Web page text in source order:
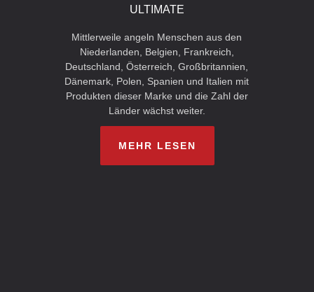
ULTIMATE
Mittlerweile angeln Menschen aus den
Niederlanden, Belgien, Frankreich,
Deutschland, Österreich, Großbritannien,
Dänemark, Polen, Spanien und Italien mit
Produkten dieser Marke und die Zahl der
Länder wächst weiter.
MEHR LESEN